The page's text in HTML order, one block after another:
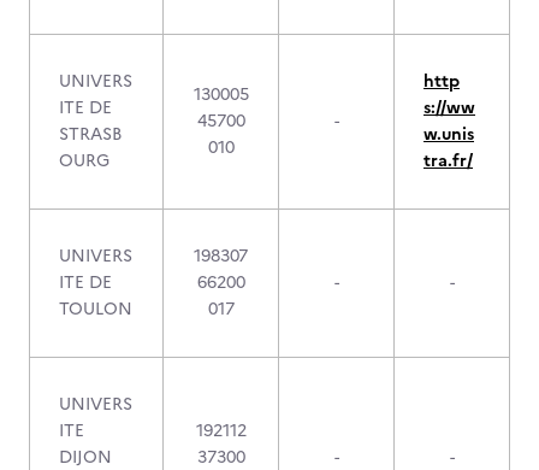
UNIVERS
ITE DE
STRASB
OURG
130005
45700
010
-
http
s://ww
w.unis
tra.fr/
UNIVERS
ITE DE
TOULON
198307
66200
017
- -
UNIVERS
ITE
DIJON
192112
37300
- -